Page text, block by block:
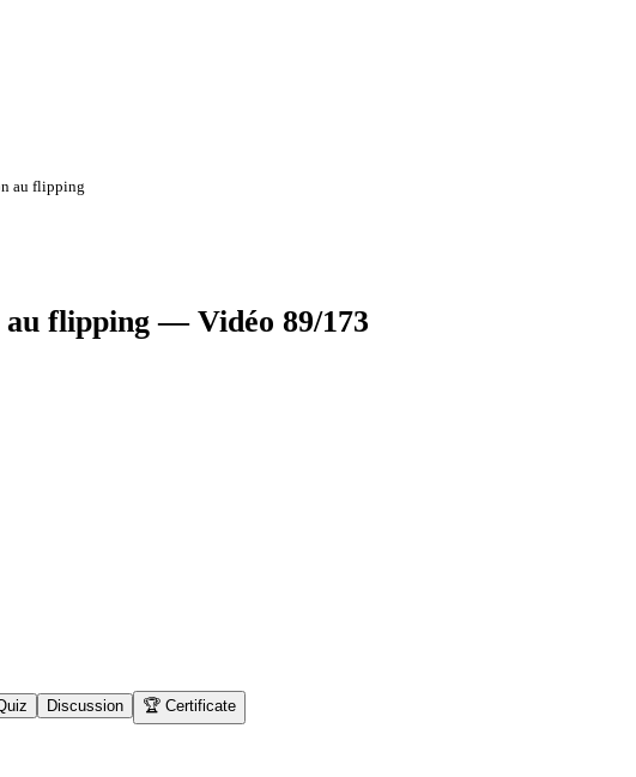
au flipping
flipping — Vidéo 89/173
Discussion 🏆 Certificate